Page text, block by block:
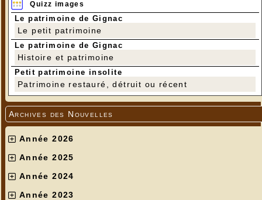
Quizz images
Le patrimoine de Gignac
Le petit patrimoine
Le patrimoine de Gignac
Histoire et patrimoine
Petit patrimoine insolite
Patrimoine restauré, détruit ou récent
Archives des Nouvelles
Année 2026
Année 2025
Année 2024
Année 2023